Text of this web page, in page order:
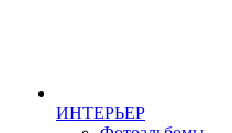
ИНТЕРЬЕР